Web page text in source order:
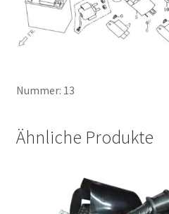
Nummer: 13
Ähnliche Produkte